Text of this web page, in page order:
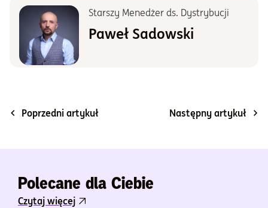
Starszy Menedżer ds. Dystrybucji
Paweł Sadowski
Poprzedni artykuł Następny artykuł
Polecane dla Ciebie
Czytaj więcej